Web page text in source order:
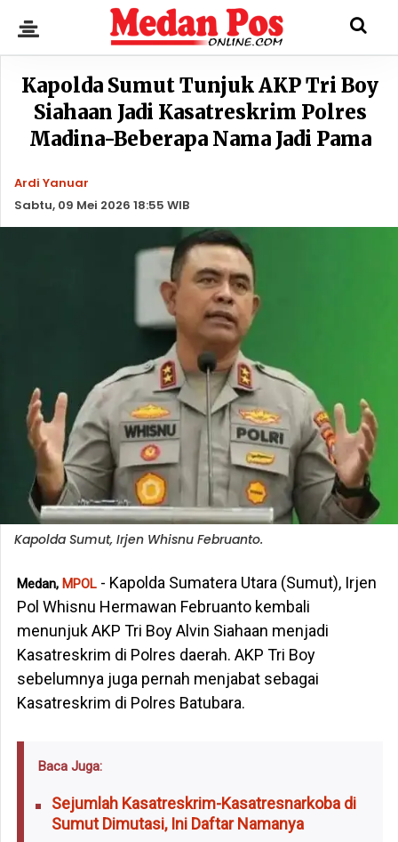
Kapolda Sumut Tunjuk AKP Tri Boy
Siahaan Jadi Kasatreskrim Polres
Madina-Beberapa Nama Jadi Pama
Ardi Yanuar
Sabtu, 09 Mei 2026 18:55 WIB
Kapolda Sumut, Irjen Whisnu Februanto.
Medan, MPOL- Kapolda Sumatera Utara (Sumut), Irjen
Pol Whisnu Hermawan Februanto kembali
menunjuk AKP Tri Boy Alvin Siahaan menjadi
Kasatreskrim di Polres daerah. AKP Tri Boy
sebelumnya juga pernah menjabat sebagai
Kasatreskrim di Polres Batubara.
Baca Juga:
Sejumlah Kasatreskrim-Kasatresnarkoba di
Sumut Dimutasi, Ini Daftar Namanya